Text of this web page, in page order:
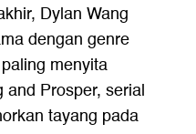
Dylan Wang
dengan genre
menyita
Prosper, serial
tayang pada